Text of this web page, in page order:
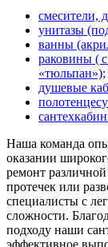
смесители,
унитазы
ванны
раковины (
«тюльпан»);
душевые
Наша команда
оказании
ремонт
протечек или
специалисты с
сложности.
подходу наши